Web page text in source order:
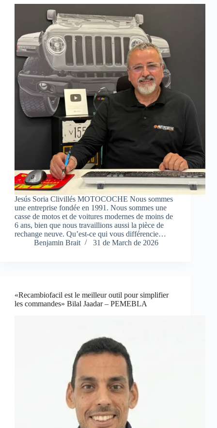
Jesús Soria Clivillés MOTOCOCHE Nous sommes
une entreprise fondée en 1991. Nous sommes une
casse de motos et de voitures modernes de moins de
6 ans, bien que nous travaillions aussi la pièce de
rechange neuve. Qu’est-ce qui vous différencie…
Benjamin Brait
31 de March de 2026
«Recambiofacil est le meilleur outil pour simplifier
les commandes» Bilal Jaadar – PEMEBLA